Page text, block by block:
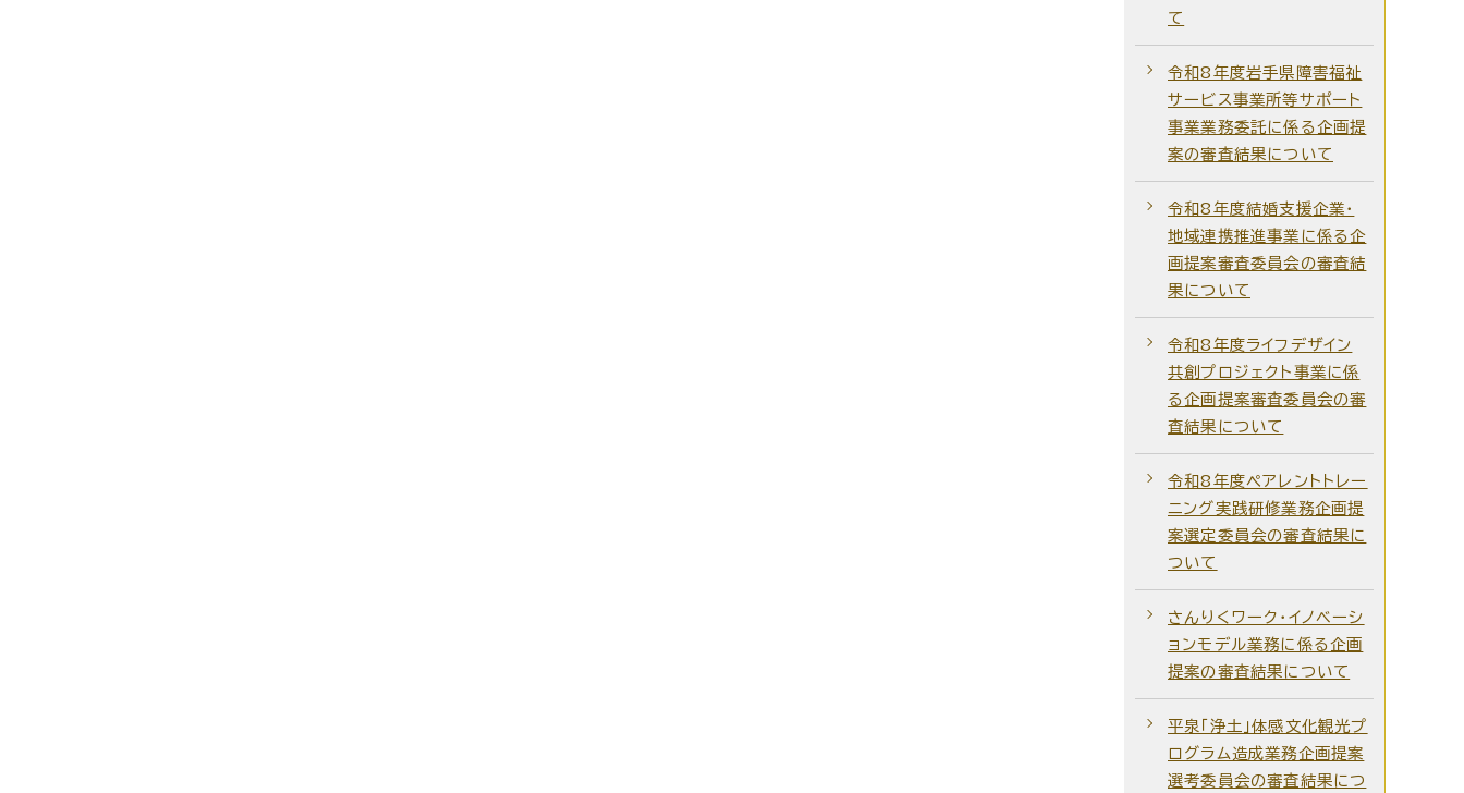
て
令和8年度岩手県障害福祉
サービス事業所等サポート
事業業務委託に係る企画提
案の審査結果について
令和8年度結婚支援企業・
地域連携推進事業に係る企
画提案審査委員会の審査結
果について
令和8年度ライフデザイン
共創プロジェクト事業に係
る企画提案審査委員会の審
査結果について
令和8年度ペアレントトレー
ニング実践研修業務企画提
案選定委員会の審査結果に
ついて
さんりくワーク・イノベーシ
ョンモデル業務に係る企画
提案の審査結果について
平泉「浄土」体感文化観光プ
ログラム造成業務企画提案
選考委員会の審査結果につ